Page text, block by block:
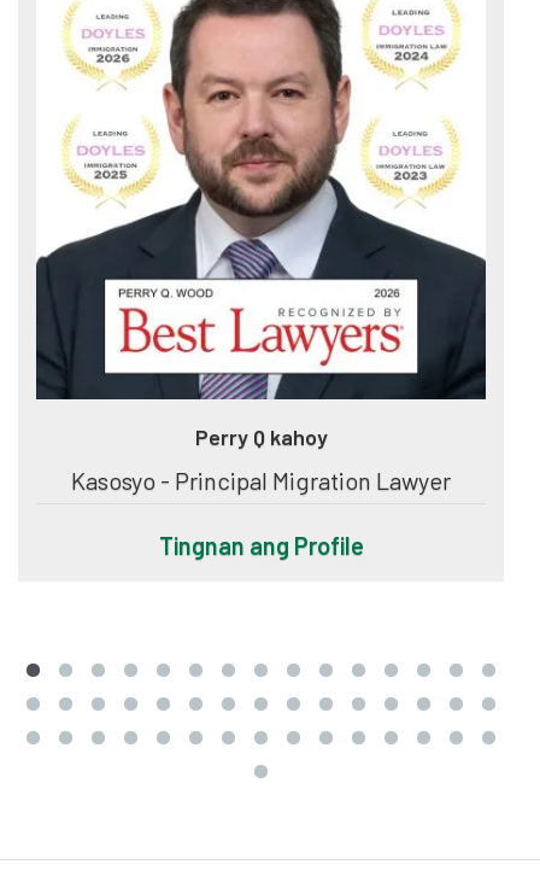
Perry Q kahoy
Kasosyo - Principal Migration Lawyer
Tingnan ang Profile